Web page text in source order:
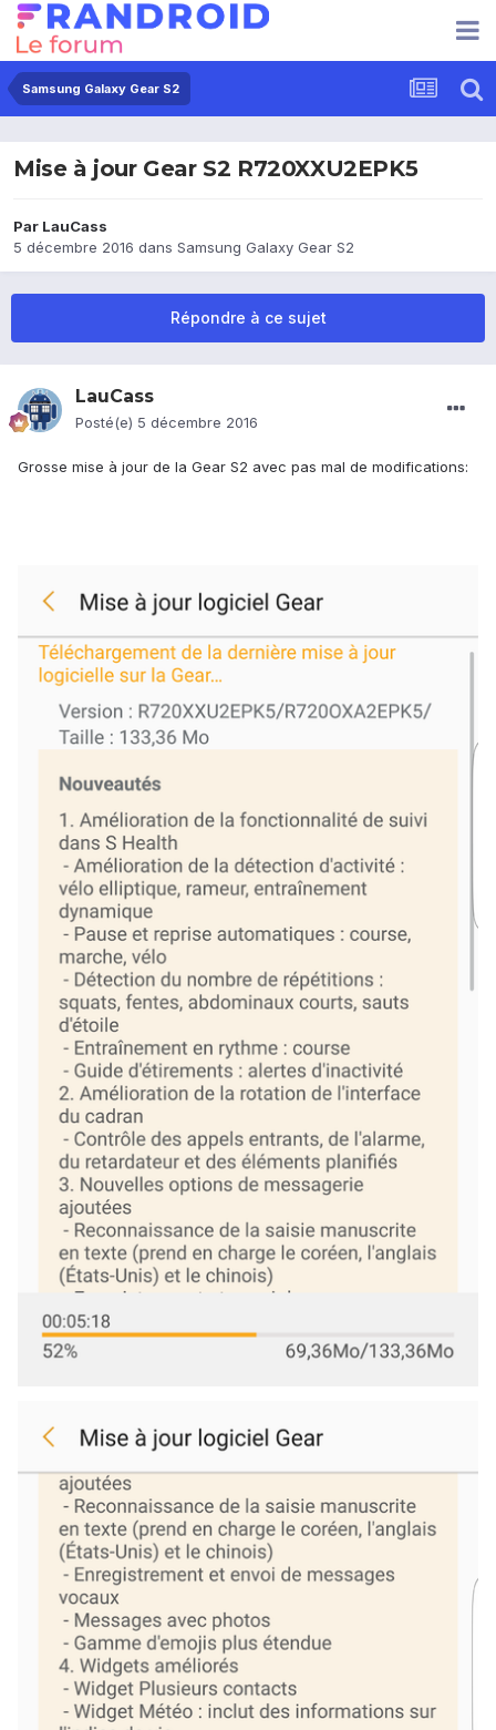
Samsung Galaxy Gear S2
Mise à jour Gear S2 R720XXU2EPK5
Par LauCass
5 décembre 2016 dans Samsung Galaxy Gear S2
Répondre à ce sujet
LauCass
Posté(e) 5 décembre 2016
Grosse mise à jour de la Gear S2 avec pas mal de modifications: